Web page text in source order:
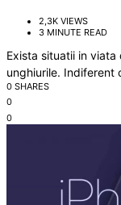
2,3K VIEWS
3 MINUTE READ
Exista situatii in
unghiurile. Indiferent
0 SHARES
0
0